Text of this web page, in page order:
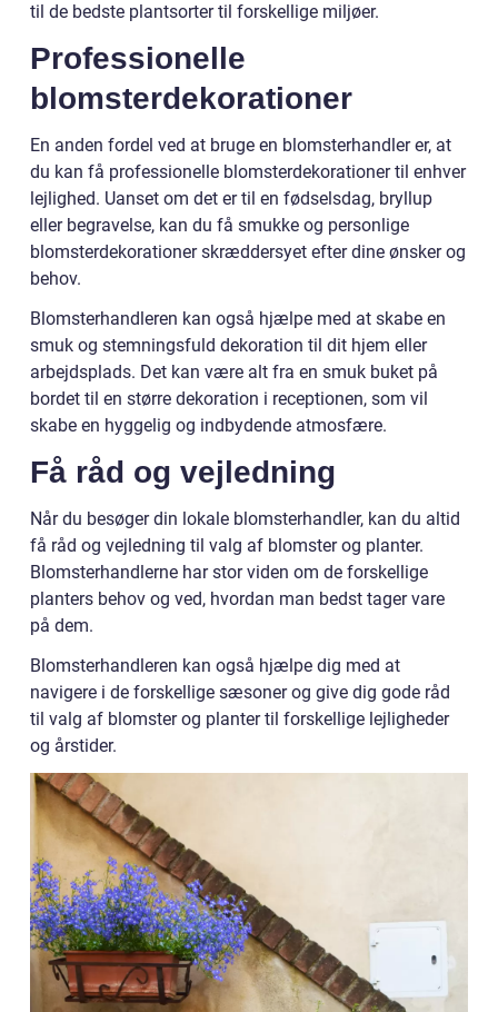
til de bedste plantsorter til forskellige miljøer.
Professionelle
blomsterdekorationer
En anden fordel ved at bruge en blomsterhandler er, at
du kan få professionelle blomsterdekorationer til enhver
lejlighed. Uanset om det er til en fødselsdag, bryllup
eller begravelse, kan du få smukke og personlige
blomsterdekorationer skræddersyet efter dine ønsker og
behov.
Blomsterhandleren kan også hjælpe med at skabe en
smuk og stemningsfuld dekoration til dit hjem eller
arbejdsplads. Det kan være alt fra en smuk buket på
bordet til en større dekoration i receptionen, som vil
skabe en hyggelig og indbydende atmosfære.
Få råd og vejledning
Når du besøger din lokale blomsterhandler, kan du altid
få råd og vejledning til valg af blomster og planter.
Blomsterhandlerne har stor viden om de forskellige
planters behov og ved, hvordan man bedst tager vare
på dem.
Blomsterhandleren kan også hjælpe dig med at
navigere i de forskellige sæsoner og give dig gode råd
til valg af blomster og planter til forskellige lejligheder
og årstider.